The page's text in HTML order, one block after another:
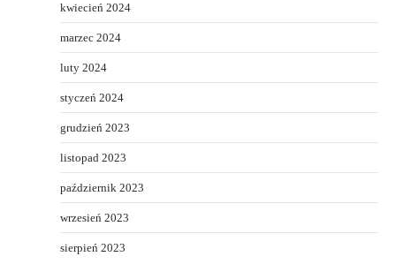
kwiecień 2024
marzec 2024
luty 2024
styczeń 2024
grudzień 2023
listopad 2023
październik 2023
wrzesień 2023
sierpień 2023